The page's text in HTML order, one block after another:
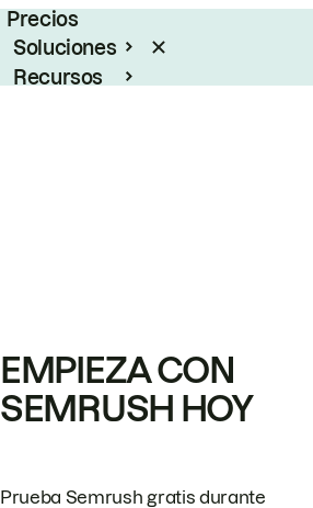
Precios
Soluciones
Recursos
EMPIEZA CON
SEMRUSH HOY
Prueba Semrush gratis durante